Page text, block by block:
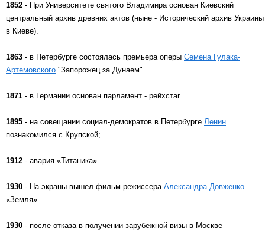
1852 - При Университете святого Владимира основан Киевский
центральный архив древних актов (ныне - Исторический архив Украины
в Киеве).
1863 - в Петербурге состоялась премьера оперы Семена Гулака-
Артемовского "Запорожец за Дунаем"
1871 - в Германии основан парламент - рейхстаг.
1895 - на совещании социал-демократов в Петербурге Ленин
познакомился с Крупской;
1912 - авария «Титаника».
1930 - На экраны вышел фильм режиссера Александра Довженко
«Земля».
1930 - после отказа в получении зарубежной визы в Москве